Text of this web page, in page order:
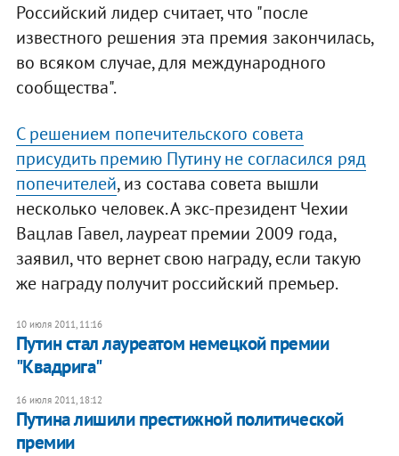
Российский лидер считает, что "после
известного решения эта премия закончилась,
во всяком случае, для международного
сообщества".
С решением попечительского совета
присудить премию Путину не согласился ряд
попечителей, из состава совета вышли
несколько человек. А экс-президент Чехии
Вацлав Гавел, лауреат премии 2009 года,
заявил, что вернет свою награду, если такую
же награду получит российский премьер.
10 июля 2011, 11:16
Путин стал лауреатом немецкой премии
"Квадрига"
16 июля 2011, 18:12
Путина лишили престижной политической
премии